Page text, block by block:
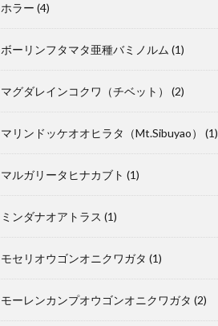
ホラー (4)
ボーリンフタマタ亜種バミノルム (1)
マグダレインコクワ（チベット） (2)
マリンドッケオオヒラタ（Mt.Sibuyao） (1)
マルガリータヒナカブト (1)
ミンダナオアトラス (1)
モセリオウゴンオニクワガタ (1)
モーレンカンプオウゴンオニクワガタ (2)